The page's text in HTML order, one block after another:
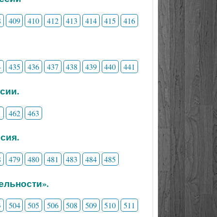
409 410 412 413 414 415 416
435 436 437 438 439 440 441
462 463
479 480 481 483 484 485
504 505 506 508 509 510 511